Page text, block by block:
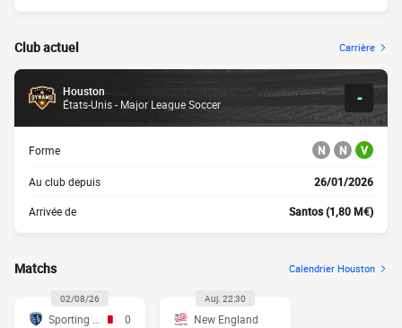
Club actuel Carrière
Houston
États-Unis - Major League Soccer
-
Forme N N V
Au club depuis 26/01/2026
Arrivée de Santos (1,80 M€)
Matchs Calendrier Houston
02/08/26
0
Auj. 22:30
New England